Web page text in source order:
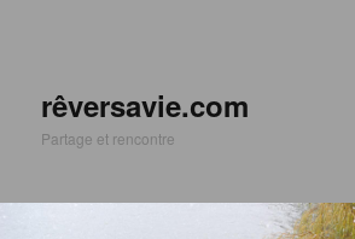
rêversavie.com
Partage et rencontre